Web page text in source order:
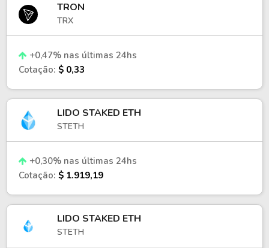
TRON
TRX
+0,47% nas últimas 24hs
Cotação: $ 0,33
LIDO STAKED ETH
STETH
+0,30% nas últimas 24hs
Cotação: $ 1.919,19
LIDO STAKED ETH
STETH